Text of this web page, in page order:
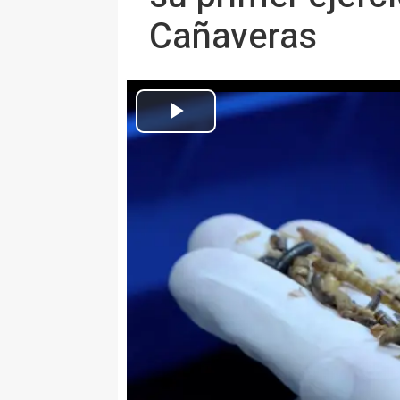
Cañaveras
Europa Press Castilla-La Mancha
CUENCA, 4 Ago. (EUROPA
InsectEAT, la biorrefinería de
en Cañaveras (Cuenca),
Chavarría, espera cerrar su
toneladas de productos
Tenebrio Molitor (o gusano de
contenido en proteínas y ricos